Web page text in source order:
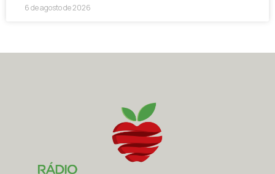
6 de agosto de 2026